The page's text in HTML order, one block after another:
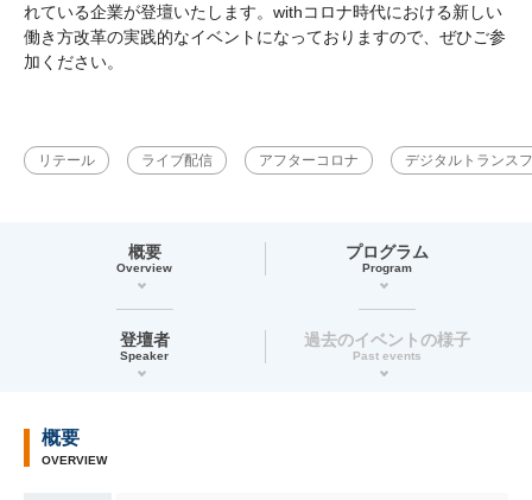
れている企業が登壇いたします。withコロナ時代における新しい
働き方改革の実践的なイベントになっておりますので、ぜひご参
加ください。
リテール ライブ配信 アフターコロナ デジタルトランス
概要
Overview
プログラム
Program
登壇者
Speaker
過去のイベントの様子
Past events
概要
OVERVIEW